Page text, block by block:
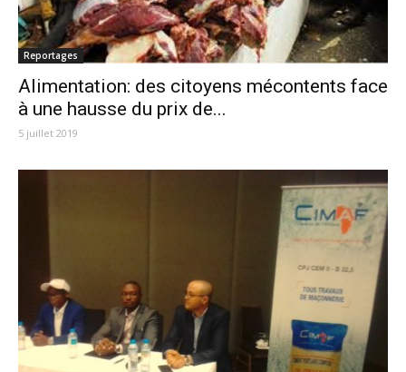
Reportages
Alimentation: des citoyens mécontents face
à une hausse du prix de...
5 juillet 2019